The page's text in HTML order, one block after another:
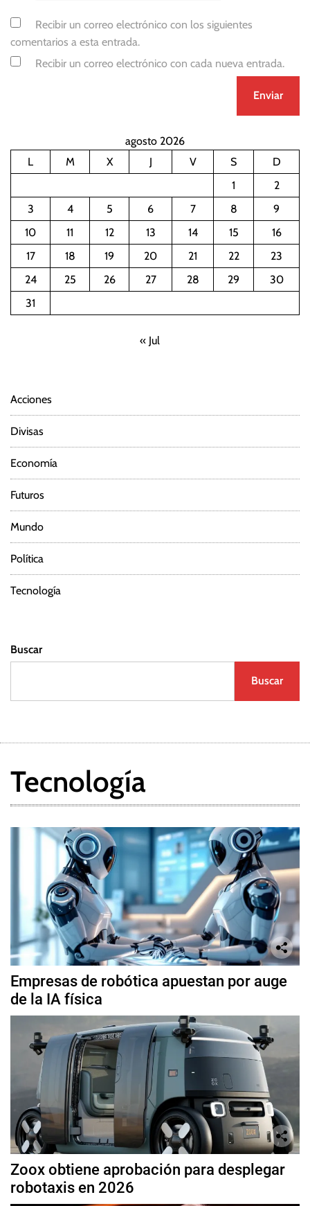
Recibir un correo electrónico con los siguientes
comentarios a esta entrada.
Recibir un correo electrónico con cada nueva entrada.
agosto 2026
L
M X J V S
D
1
2
3
4 5 6 7 8
9
10
11 12 13 14 15
16
17
18 19 20 21 22
23
24
25 26 27 28 29
30
31
« Jul
Acciones
Divisas
Economía
Futuros
Mundo
Política
Tecnología
Buscar
Buscar
Tecnología
Empresas de robótica apuestan por auge
de la IA física
Zoox obtiene aprobación para desplegar
robotaxis en 2026